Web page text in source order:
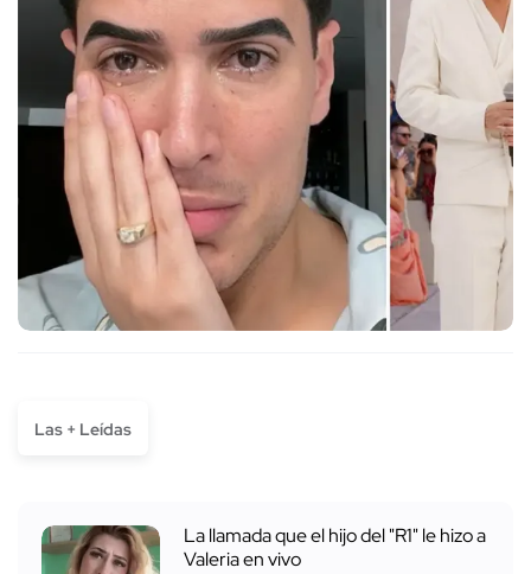
Las + Leídas
La llamada que el hijo del "R1" le hizo a
Valeria en vivo